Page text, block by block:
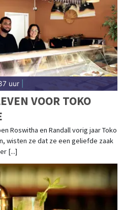
uur|
VOOR TOKO
Roswitha en Randall vorig jaar Toko
wisten ze dat ze een geliefde zaak
[...]